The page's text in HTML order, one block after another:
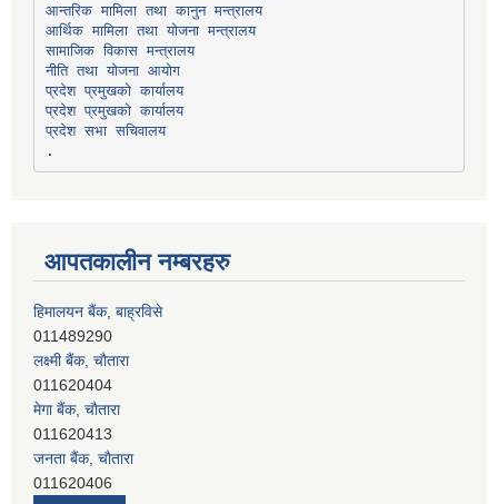
आन्तरिक मामिला तथा कानुन मन्त्रालय
आर्थिक मामिला तथा योजना मन्त्रालय
सामाजिक विकास मन्त्रालय
नीति तथा योजना आयोग
प्रदेश प्रमुखको कार्यालय
प्रदेश प्रमुखको कार्यालय
प्रदेश सभा सचिवालय
आपतकालीन नम्बरहरु
हिमालयन बैंक, बाह्रविसे
011489290
लक्ष्मी बैंक, चाैतारा
011620404
मेगा बैंक, चाैतारा
011620413
जनता बैंक, चाैतारा
011620406
देव विकास बैंक, बाह्रविसे